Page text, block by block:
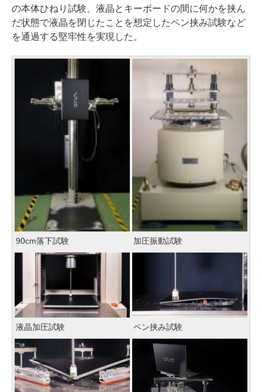
の本体ひねり試験、液晶とキーボードの間に何かを挟ん
だ状態で液晶を閉じたことを想定したペン挟み試験など
を通過する堅牢性を実現した。
90cm落下試験 加圧振動試験
液晶加圧試験 ペン挟み試験